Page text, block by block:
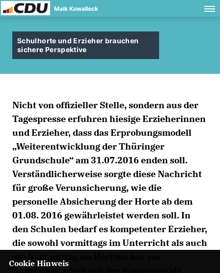
Maik Kowalleck
Schulhorte und Erzieher brauchen
sichere Perspektive
Nicht von offizieller Stelle, sondern aus der
Tagespresse erfuhren hiesige Erzieherinnen
und Erzieher, dass das Erprobungsmodell
Weiterentwicklung der Thüringer
Grundschule“ am 31.07.2016 enden soll.
Verständlicherweise sorgte diese Nachricht
für große Verunsicherung, wie die
personelle Absicherung der Horte ab dem
01.08. 2016 gewährleistet werden soll. In
den Schulen bedarf es kompetenter Erzieher,
die sowohl vormittags im Unterricht als auch
Cookie Hinweis